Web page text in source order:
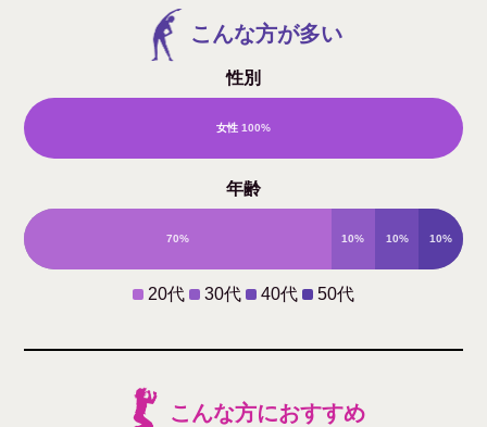
こんな方が多い
性別
女性 100% 男
0%
年齢
70% 10% 10% 10%
20代 30代 40代 50代
こんな方におすすめ